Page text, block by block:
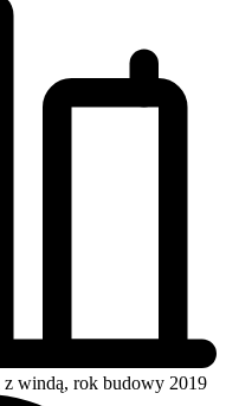
z windą, rok budowy 2019